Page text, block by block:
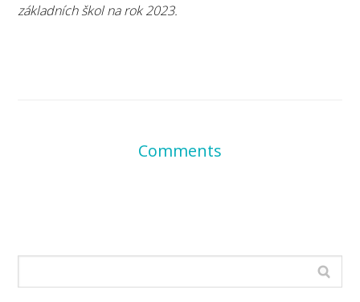
základních škol na rok 2023.
Comments